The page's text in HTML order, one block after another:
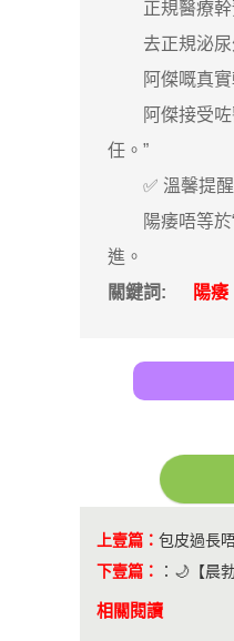
正規醫療幹
去正規泌尿外
阿傑嘅真實
阿傑接受咗醫
任。”
✅ 溫馨提醒
陽痿唔等於“
進。
關鍵詞:
陽痿
上壹篇： 包皮過長
下壹篇：
： 🌙【晨
相關閱讀